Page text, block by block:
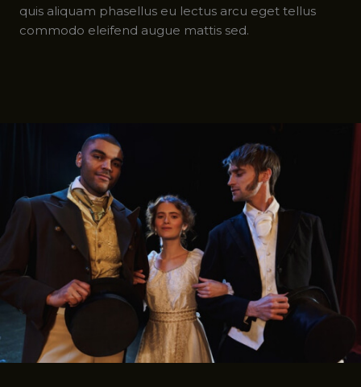
quis aliquam phasellus eu lectus arcu eget tellus
commodo eleifend augue mattis sed.